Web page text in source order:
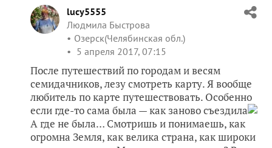
lucy5555
Людмила Быстрова
Озерск(Челябинская обл.)
5 апреля 2017, 07:15
После путешествий по городам и весям
семидачников, лезу смотреть карту. Я вообще
любитель по карте путешествовать. Особенно
если где-то сама была — как заново съездила
А где не была… Смотришь и понимаешь, как
огромна Земля, как велика страна, как широки